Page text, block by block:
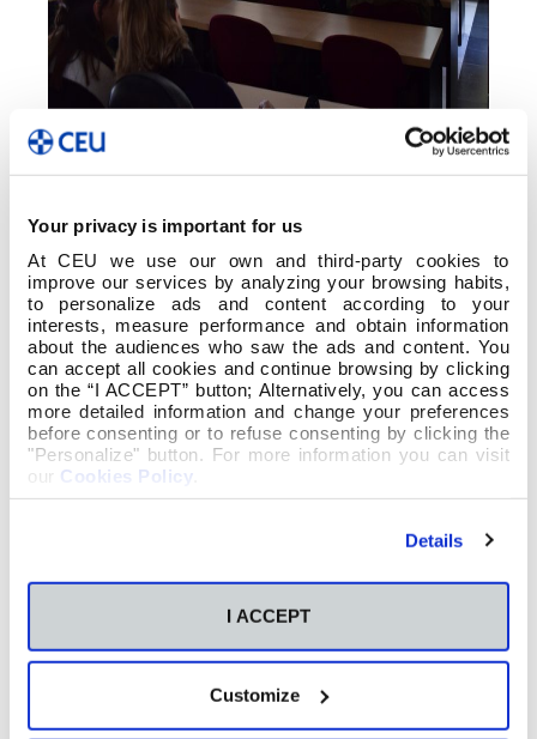
Your privacy is important for us
At CEU we use our own and third-party cookies to
improve our services by analyzing your browsing habits,
to personalize ads and content according to your
interests, measure performance and obtain information
about the audiences who saw the ads and content. You
can accept all cookies and continue browsing by clicking
on the “I ACCEPT” button; Alternatively, you can access
more detailed information and change your preferences
before consenting or to refuse consenting by clicking the
"Personalize" button. For more information you can visit
our Cookies Policy
Details
I ACCEPT
Customize